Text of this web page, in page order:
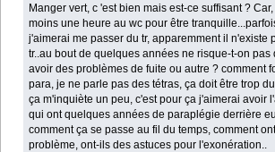
Manger vert, c 'est bien mais est-ce suffisant ?
moins une heure au wc pour être
j'aimerai me passer du tr, apparemment il n'existe
tr..au bout de quelques années ne risque-t-on pas
avoir des problèmes de fuite ou autre ? comment
para, je ne parle pas des tétras, ça doit être trop
ça m'inquiète un peu, c'est pour ça j'aimerai avoir
qui ont quelques années de paraplégie derrière
comment ça se passe au fil du temps, comment
problème, ont-ils des astuces pour l'exonération..